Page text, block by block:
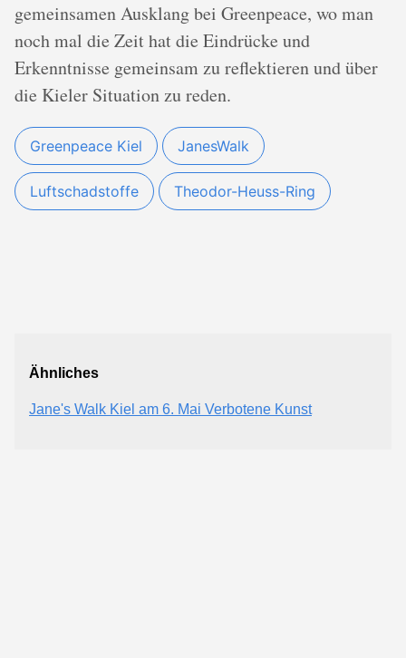
gemeinsamen Ausklang bei Greenpeace, wo man
noch mal die Zeit hat die Eindrücke und
Erkenntnisse gemeinsam zu reflektieren und über
die Kieler Situation zu reden.
Greenpeace Kiel JanesWalk
Luftschadstoffe Theodor-Heuss-Ring
Ähnliches
Jane's Walk Kiel am 6. Mai Verbotene Kunst